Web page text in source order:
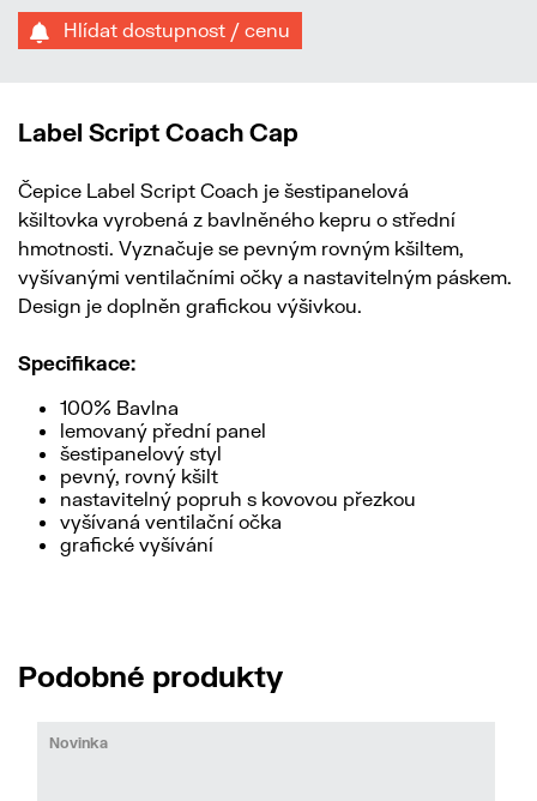
Hlídat dostupnost / cenu
Label Script Coach Cap
Čepice Label Script Coach je šestipanelová
kšiltovka vyrobená z bavlněného kepru o střední
hmotnosti. Vyznačuje se pevným rovným kšiltem,
vyšívanými ventilačními očky a nastavitelným páskem.
Design je doplněn grafickou výšivkou.
Specifikace:
100% Bavlna
lemovaný přední panel
šestipanelový styl
pevný, rovný kšilt
nastavitelný popruh s kovovou přezkou
vyšívaná ventilační očka
grafické vyšívání
Podobné produkty
Novinka